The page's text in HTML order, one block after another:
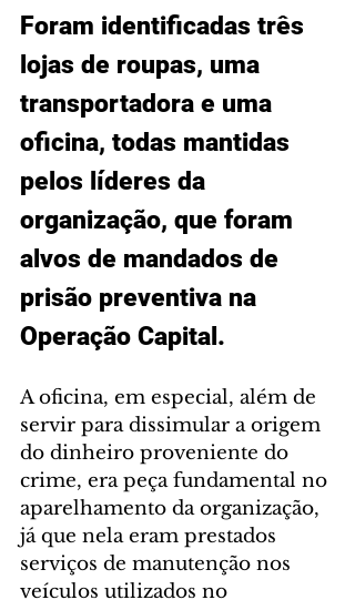
Foram identificadas três
lojas de roupas, uma
transportadora e uma
oficina, todas mantidas
pelos líderes da
organização, que foram
alvos de mandados de
prisão preventiva na
Operação Capital.
A oficina, em especial, além de
servir para dissimular a origem
do dinheiro proveniente do
crime, era peça fundamental no
aparelhamento da organização,
já que nela eram prestados
serviços de manutenção nos
veículos utilizados no